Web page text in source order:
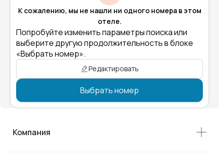
К сожалению, мы не нашли ни одного номера в этом
отеле.
Попробуйте изменить параметры поиска или
выберите другую продолжительность в блоке
«Выбрать номер».
Редактировать
Выбрать номер
Компания